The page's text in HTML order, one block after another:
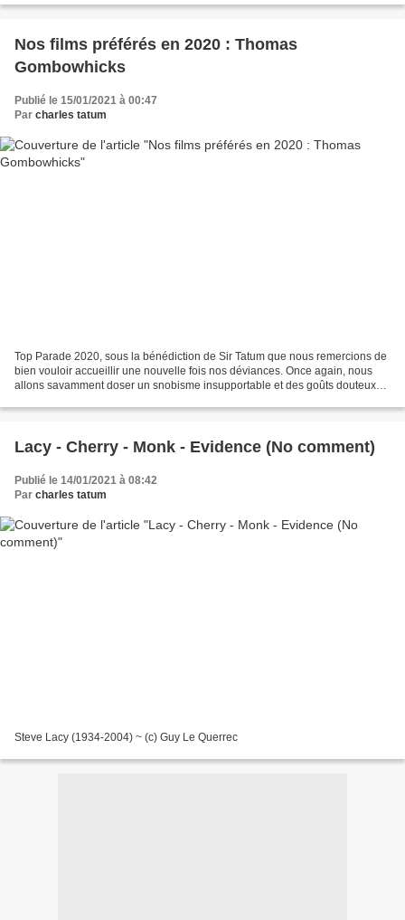
Nos films préférés en 2020 : Thomas
Gombowhicks
Publié le 15/01/2021 à 00:47
Par charles tatum
Top Parade 2020, sous la bénédiction de Sir Tatum que nous remercions de
bien vouloir accueillir une nouvelle fois nos déviances. Once again, nous
allons savamment doser un snobisme insupportable et des goûts douteux
Lacy - Cherry - Monk - Evidence (No comment)
Publié le 14/01/2021 à 08:42
Par charles tatum
Steve Lacy (1934-2004) ~ (c) Guy Le Querrec